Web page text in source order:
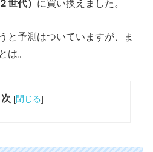
世代） に買い換えました。
と予測はついていますが、ま
は。
次 [閉じる]